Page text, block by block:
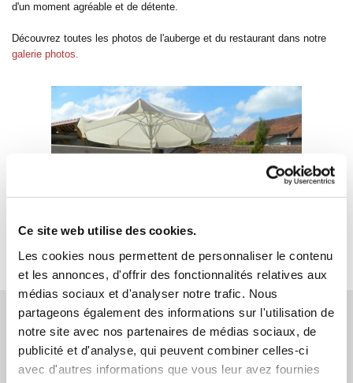
Ce site web utilise des cookies.
Les cookies nous permettent de personnaliser le contenu
et les annonces, d'offrir des fonctionnalités relatives aux
médias sociaux et d'analyser notre trafic. Nous
partageons également des informations sur l'utilisation de
notre site avec nos partenaires de médias sociaux, de
publicité et d'analyse, qui peuvent combiner celles-ci
avec d'autres informations que vous leur avez fournies
d'un moment agréable et de détente.
Découvrez toutes les photos de l'auberge et du restaurant dans notre
galerie photos.
04 70 43 74 66